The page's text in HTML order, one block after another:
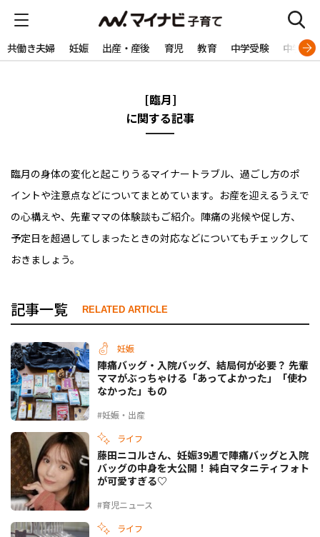
共働き夫婦 妊娠 出産・産後 育児 教育 中学受験 中学生
[臨月]
に関する記事
臨月の身体の変化と起こりうるマイナートラブル、過ごし方のポ
イントや注意点などについてまとめています。お産を迎えるうえで
の心構えや、先輩ママの体験談もご紹介。陣痛の兆候や促し方、
予定日を超過してしまったときの対応などについてもチェックして
おきましょう。
記事一覧 RELATED ARTICLE
妊娠
#妊娠・出産
陣痛バッグ・入院バッグ、結局何が必要？ 先輩
ママがぶっちゃける「あってよかった」「使わ
なかった」もの
ライフ
#育児ニュース
藤田ニコルさん、妊娠39週で陣痛バッグと入院
バッグの中身を大公開！ 純白マタニティフォト
が可愛すぎる♡
ライフ